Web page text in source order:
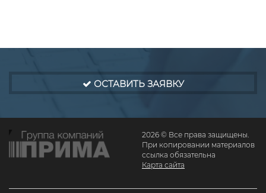
ОСТАВИТЬ ЗАЯВКУ
2026 © Все права защищены.
При копировании материалов
ссылка обязательна
Карта сайта